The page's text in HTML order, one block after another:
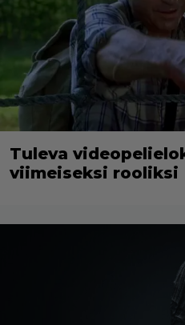
Tuleva
viimeiseksi rooliksi